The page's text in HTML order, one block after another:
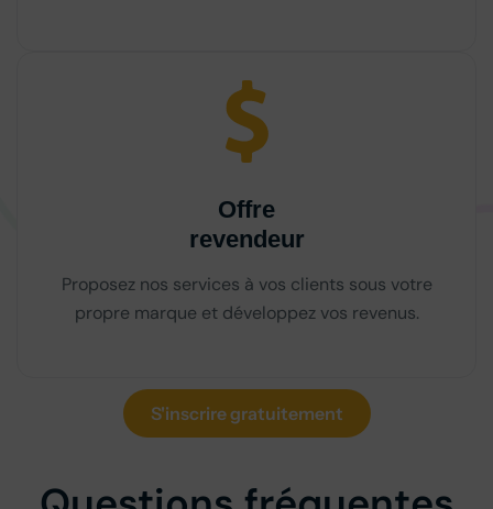
Offre
revendeur
Proposez nos services à vos clients sous votre
propre marque et développez vos revenus.
S'inscrire gratuitement